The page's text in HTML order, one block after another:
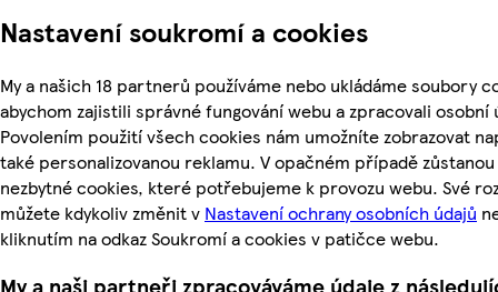
Nastavení soukromí a cookies
My a našich 18 partnerů používáme nebo ukládáme soubory
abychom zajistili správné fungování webu a zpracovali osobní
Povolením použití všech cookies nám umožníte zobrazovat
také personalizovanou reklamu. V opačném případě
nezbytné cookies, které potřebujeme k provozu webu. Své
můžete kdykoliv změnit v Nastavení ochrany osobních údajů
kliknutím na odkaz Soukromí a cookies v patičce webu.